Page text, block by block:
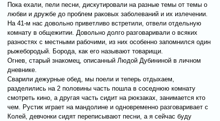
Пока ехали, пели песни, дискутировали на разные темы от темы о
любви и дружбе до проблем раковых заболеваний и их излечении.
На 41-м нас довольно приветливо встретили, отвели отдельную
комнату в общежитии. Довольно долго разговаривали о всяких
разностях с местными рабочими, из них особенно запомнился один
рыжебородый. Борода, как его называют товарищи.
Огнев, старый знакомец, описанный Людой Дубининой в личном
дневнике.
Сварили дежурные обед, мы поели и теперь отдыхаем,
разделились на 2 половины часть пошла в соседнюю комнату
смотреть кино, а другая часть сидит на рюкзаках, занимается кто
чем. Рустик играет на мандолине и одновременно разговаривает с
Колей, девчонки сидят переписывают песни, а я сейчас буду